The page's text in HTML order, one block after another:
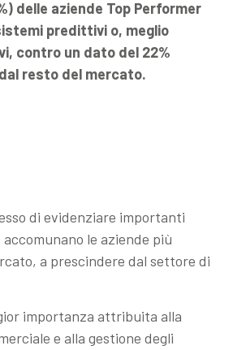
delle aziende Top Performer
predittivi o, meglio
contro un dato del 22%
resto del mercato.
di evidenziare importanti
le aziende più
a prescindere dal settore di
importanza attribuita alla
e alla gestione degli